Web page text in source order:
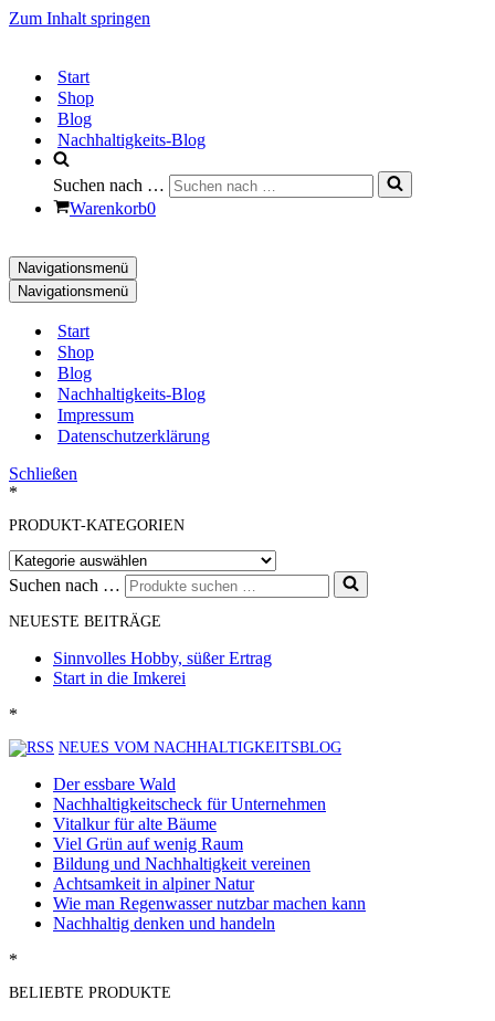
Zum Inhalt springen
Start
Shop
Blog
Nachhaltigkeits-Blog
Suchen nach …
Warenkorb0
Navigationsmenü
Navigationsmenü
Start
Shop
Blog
Nachhaltigkeits-Blog
Impressum
Datenschutzerklärung
Schließen
*
PRODUKT-KATEGORIEN
Suchen nach …
NEUESTE BEITRÄGE
Sinnvolles Hobby, süßer Ertrag
Start in die Imkerei
*
NEUES VOM NACHHALTIGKEITSBLOG
Der essbare Wald
Nachhaltigkeitscheck für Unternehmen
Vitalkur für alte Bäume
Viel Grün auf wenig Raum
Bildung und Nachhaltigkeit vereinen
Achtsamkeit in alpiner Natur
Wie man Regenwasser nutzbar machen kann
Nachhaltig denken und handeln
*
BELIEBTE PRODUKTE